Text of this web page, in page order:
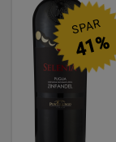
SPAR
41%